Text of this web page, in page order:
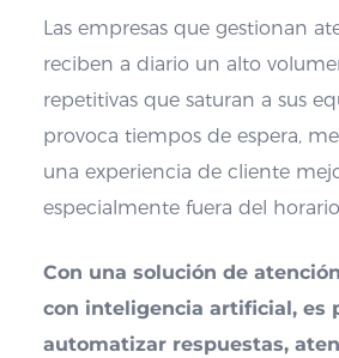
Las empresas que gestionan
reciben a diario un alto
repetitivas que saturan a sus
provoca tiempos de espera,
una experiencia de cliente
especialmente fuera del
Con una solución de
con inteligencia artificial, es
automatizar respuestas,